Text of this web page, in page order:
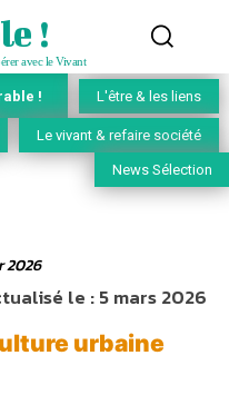
!
avec le Vivant
! L'être & les liens
Le vivant & refaire société
News Sélection
2026
le :5 mars 2026
urbaine